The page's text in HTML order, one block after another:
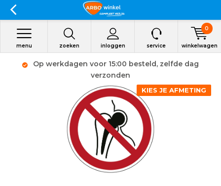
zoeken inloggen
menu service winkelwagen
0
Op werkdagen voor 15:00 besteld, zelfde dag
verzonden
KIES JE AFMETING